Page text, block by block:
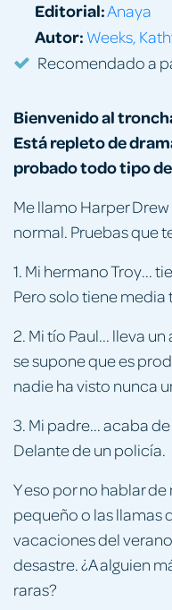
Bienvenido al
Está repleto de
probado todo tipo
Me llamo Harper
normal. Pruebas que
1. Mi hermano Troy...
Pero solo tiene media
2. Mi tío Paul... lleva
se supone que es
nadie ha visto nunca
3. Mi padre... acaba
Delante de un policía.
Y eso por no hablar
pequeño o las llamas
vacaciones del
desastre. ¿A alguien
raras?
Editorial:Anaya
Autor: Weeks,
Recomendado a